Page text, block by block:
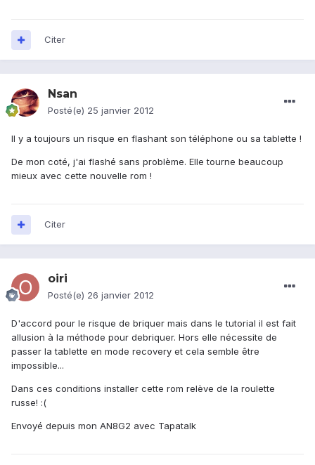
Citer
Nsan
Posté(e) 25 janvier 2012
Il y a toujours un risque en flashant son téléphone ou sa tablette !
De mon coté, j'ai flashé sans problème. Elle tourne beaucoup
mieux avec cette nouvelle rom !
Citer
oiri
Posté(e) 26 janvier 2012
D'accord pour le risque de briquer mais dans le tutorial il est fait
allusion à la méthode pour debriquer. Hors elle nécessite de
passer la tablette en mode recovery et cela semble être
impossible...
Dans ces conditions installer cette rom relève de la roulette
russe! :(
Envoyé depuis mon AN8G2 avec Tapatalk